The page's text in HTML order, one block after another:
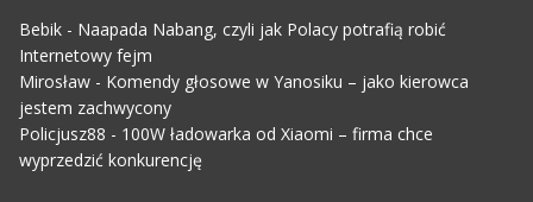
Bebik- Naapada Nabang, czyli jak Polacy potrafią robić
Internetowy fejm
Mirosław- Komendy głosowe w Yanosiku – jako kierowca
jestem zachwycony
Policjusz88 - 100W ładowarka od Xiaomi – firma chce
wyprzedzić konkurencję